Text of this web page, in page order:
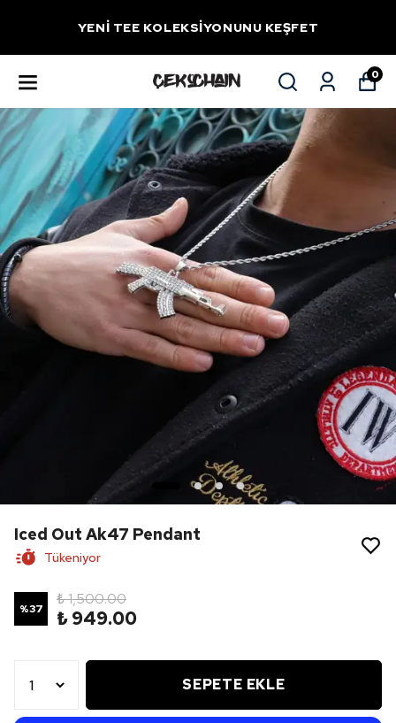
YENİ TEE KOLEKSİYONUNU KEŞFET
0
Iced Out Ak47 Pendant
Tükeniyor
%37
₺ 1,500.00
₺ 949.00
SEPETE EKLE